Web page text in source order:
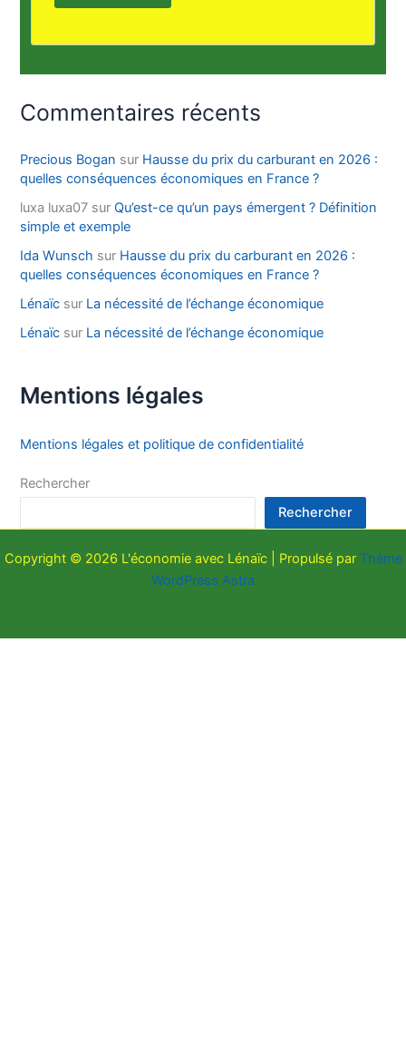
Commentaires récents
Precious Bogan sur Hausse du prix du carburant en 2026 :
quelles conséquences économiques en France ?
luxa luxa07 sur Qu’est-ce qu’un pays émergent ? Définition
simple et exemple
Ida Wunsch sur Hausse du prix du carburant en 2026 :
quelles conséquences économiques en France ?
Lénaïc sur La nécessité de l’échange économique
Lénaïc sur La nécessité de l’échange économique
Mentions légales
Mentions légales et politique de confidentialité
Rechercher
Rechercher
Copyright © 2026 L'économie avec Lénaïc | Propulsé par Thème
WordPress Astra